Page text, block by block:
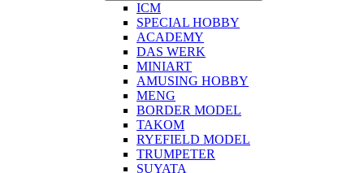
ICM
SPECIAL HOBBY
ACADEMY
DAS WERK
MINIART
AMUSING HOBBY
MENG
BORDER MODEL
TAKOM
RYEFIELD MODEL
TRUMPETER
SUYATA